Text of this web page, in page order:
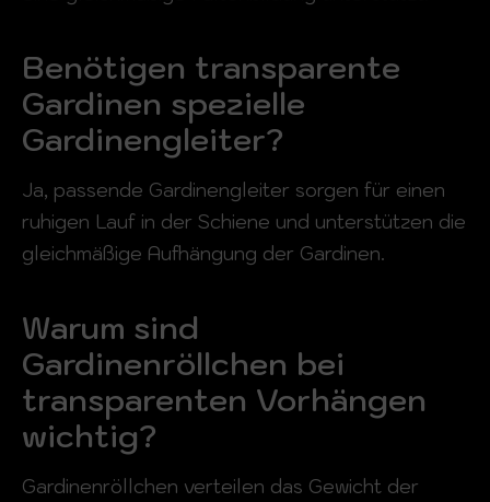
Benötigen transparente
Gardinen spezielle
Gardinengleiter?
Ja, passende Gardinengleiter sorgen für einen
ruhigen Lauf in der Schiene und unterstützen die
gleichmäßige Aufhängung der Gardinen.
Warum sind
Gardinenröllchen bei
transparenten Vorhängen
wichtig?
Gardinenröllchen verteilen das Gewicht der